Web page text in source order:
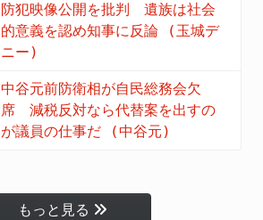
防犯映像公開を批判 遺族は社会
的意義を認め知事に反論 (玉城デ
ニー)
中谷元前防衛相が自民総務会欠
席 減税反対なら代替案を出すの
が議員の仕事だ (中谷元)
もっと見る